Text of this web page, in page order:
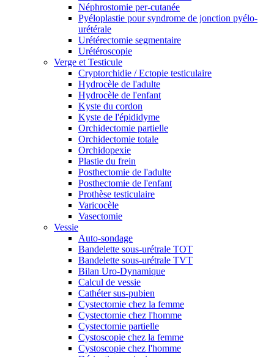
Néphrostomie per-cutanée
Pyéloplastie pour syndrome de jonction pyélo-
urétérale
Urétérectomie segmentaire
Urétéroscopie
Verge et Testicule
Cryptorchidie / Ectopie testiculaire
Hydrocèle de l'adulte
Hydrocèle de l'enfant
Kyste du cordon
Kyste de l'épididyme
Orchidectomie partielle
Orchidectomie totale
Orchidopexie
Plastie du frein
Posthectomie de l'adulte
Posthectomie de l'enfant
Prothèse testiculaire
Varicocèle
Vasectomie
Vessie
Auto-sondage
Bandelette sous-urétrale TOT
Bandelette sous-urétrale TVT
Bilan Uro-Dynamique
Calcul de vessie
Cathéter sus-pubien
Cystectomie chez la femme
Cystectomie chez l'homme
Cystectomie partielle
Cystoscopie chez la femme
Cystoscopie chez l'homme